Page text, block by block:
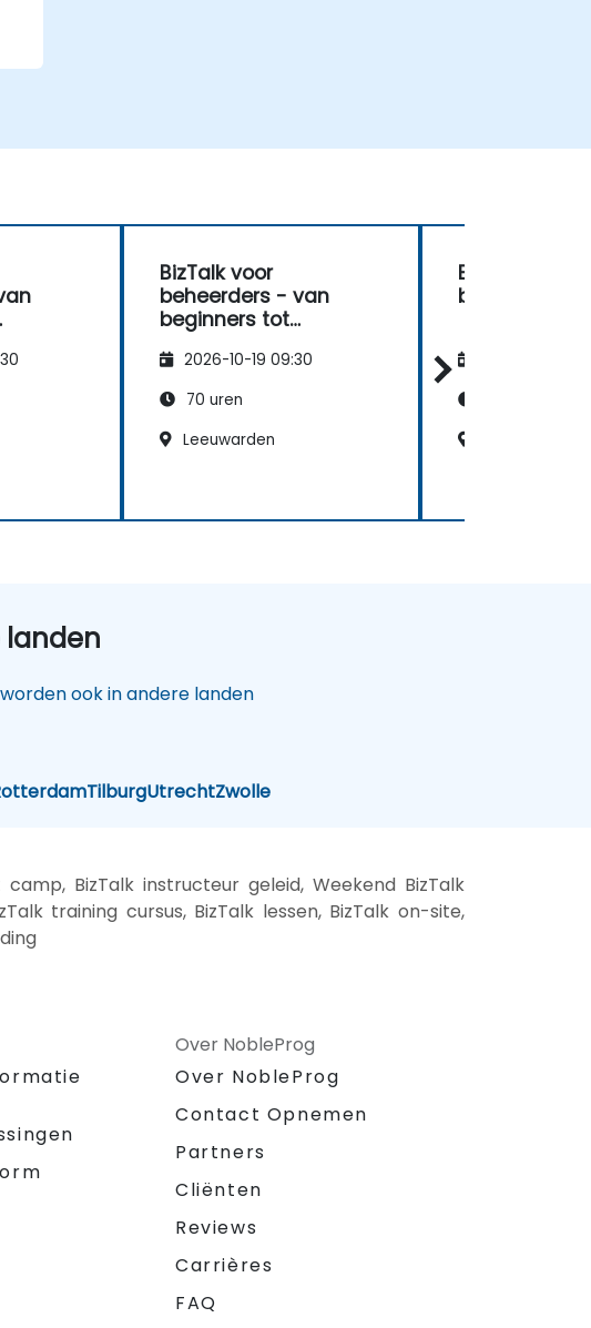
BizTalk voor
beheerders - van
beginners tot
2026-10-19 09:30
70 uren
Leeuwarden
BizTalk voor
beheerders
TilburgUtrechtZwolle
landen
ook in andere landen
BizTalk instructeur geleid, Weekend BizTalk
training cursus, BizTalk lessen, BizTalk on-site,
Over NobleProg
Over NobleProg
Contact Opnemen
Partners
Cliënten
Reviews
Carrières
FAQ